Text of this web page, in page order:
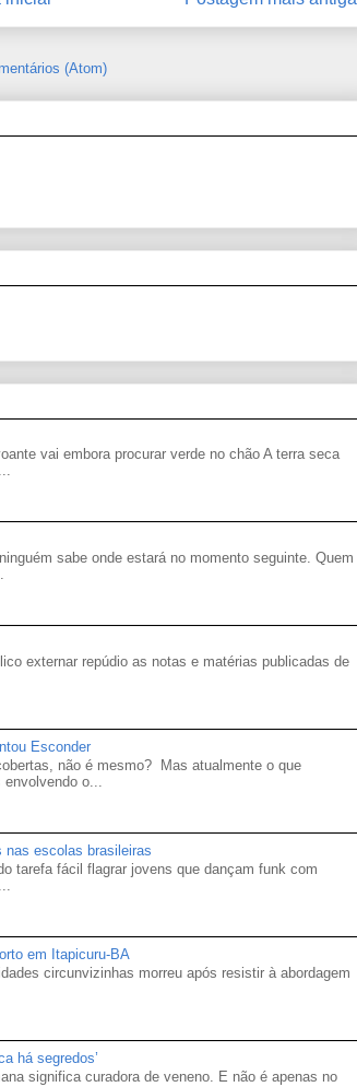
(Atom)
vai embora procurar verde no chão A terra seca
sabe onde estará no momento seguinte. Quem
externar repúdio as notas e matérias publicadas de
Esconder
não é mesmo? Mas atualmente o que
envolvendo o...
nas escolas brasileiras
tarefa fácil flagrar jovens que dançam funk com
em Itapicuru-BA
circunvizinhas morreu após resistir à abordagem
há segredos’
significa curadora de veneno. E não é apenas no